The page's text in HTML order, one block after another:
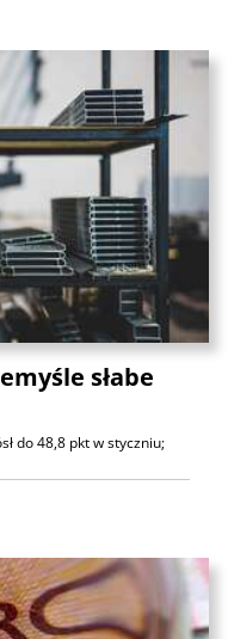
słabe
do 48,8 pkt w styczniu;